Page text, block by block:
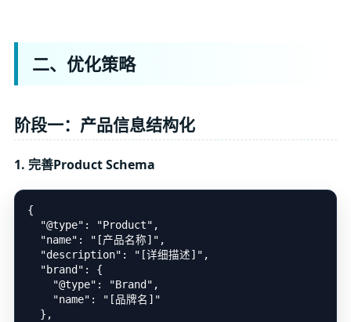
二、优化策略
阶段一：产品信息结构化
1. 完善Product Schema
{
  "@type": "Product",
  "name": "[产品名称]",
  "description": "[详细描述]",
  "brand": {
    "@type": "Brand",
    "name": "[品牌名]"
  },